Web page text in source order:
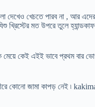
দেখেও খেচতে পারব না , আর
খ্রিস্টের মত উপরে তুলে হ্যান্ডকাফ
কেই এইই ভাবে প্রথম বার
কোনো জামা কাপড় নেই ৷